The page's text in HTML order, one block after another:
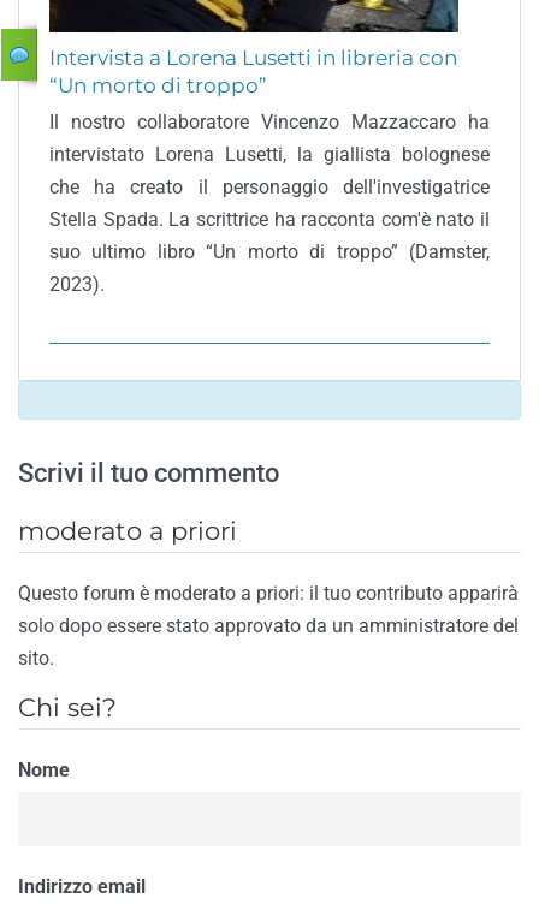
Intervista a Lorena Lusetti in libreria con
“Un morto di troppo”
Il nostro collaboratore Vincenzo Mazzaccaro ha
intervistato Lorena Lusetti, la giallista bolognese
che ha creato il personaggio dell'investigatrice
Stella Spada. La scrittrice ha racconta com'è nato il
suo ultimo libro “Un morto di troppo” (Damster,
2023).
Scrivi il tuo commento
moderato a priori
Questo forum è moderato a priori: il tuo contributo apparirà
solo dopo essere stato approvato da un amministratore del
sito.
Chi sei?
Nome
Indirizzo email